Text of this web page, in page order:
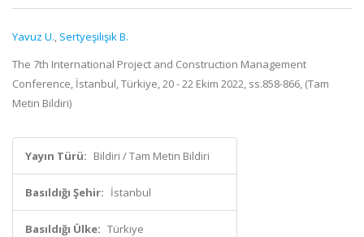
Yavuz U., Sertyeşilışık B.
The 7th International Project and Construction Management
Conference, İstanbul, Türkiye, 20 - 22 Ekim 2022, ss.858-866, (Tam
Metin Bildiri)
Yayın Türü: Bildiri / Tam Metin Bildiri
Basıldığı Şehir: İstanbul
Basıldığı Ülke: Türkiye